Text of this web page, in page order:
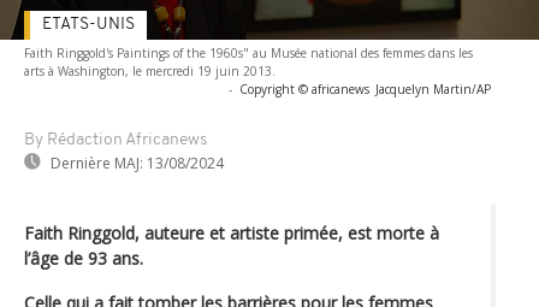
Faith Ringgold's Paintings of the 1960s" au Musée national des femmes dans les
arts à Washington, le mercredi 19 juin 2013.
- Copyright © africanews Jacquelyn Martin/AP
By Rédaction Africanews
Dernière MAJ: 13/08/2024
ETATS-UNIS
Faith Ringgold, auteure et artiste primée, est morte à
l’âge de 93 ans.